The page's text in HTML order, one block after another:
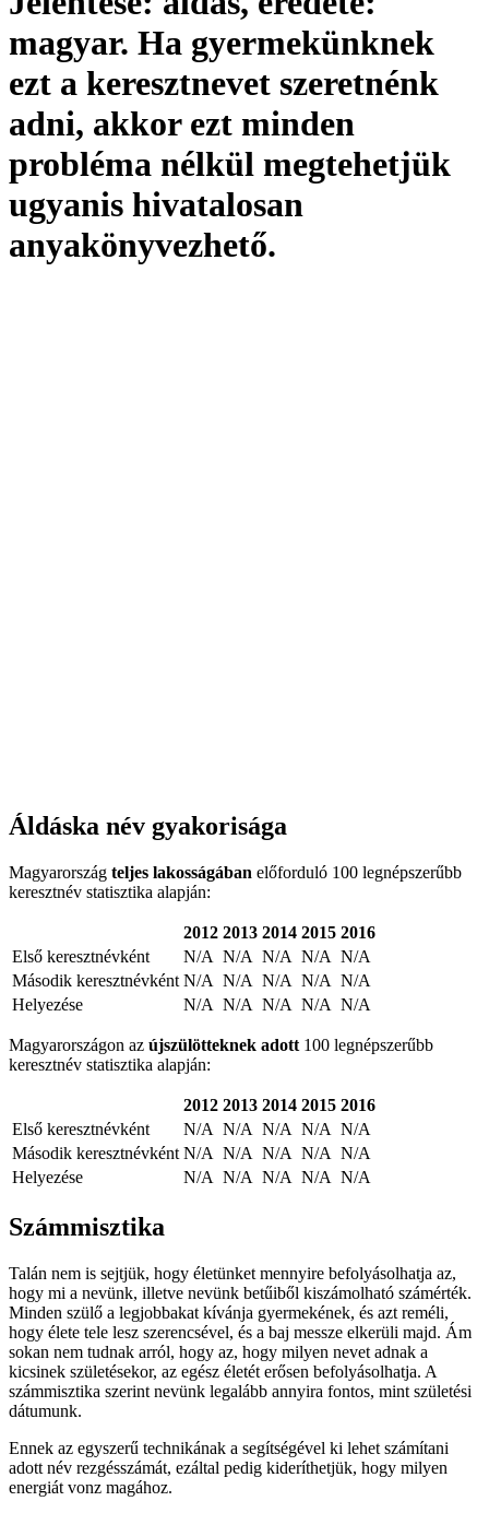
magyar. Ha gyermekünknek
ezt a keresztnevet szeretnénk
adni, akkor ezt minden
probléma nélkül megtehetjük
ugyanis hivatalosan
anyakönyvezhető.
Áldáska név gyakorisága
Magyarország teljes lakosságában előforduló 100 legnépszerűbb
keresztnév statisztika alapján:
2012 2013 2014 2015 2016
Első keresztnévként
N/A N/A N/A N/A N/A
Második keresztnévként N/A N/A N/A N/A N/A
Helyezése
N/A N/A N/A N/A N/A
Magyarországon az újszülötteknek adott 100 legnépszerűbb
keresztnév statisztika alapján:
2012 2013 2014 2015 2016
Első keresztnévként
N/A N/A N/A N/A N/A
Második keresztnévként N/A N/A N/A N/A N/A
Helyezése
N/A N/A N/A N/A N/A
Számmisztika
Talán nem is sejtjük, hogy életünket mennyire befolyásolhatja az,
hogy mi a nevünk, illetve nevünk betűiből kiszámolható számérték.
Minden szülő a legjobbakat kívánja gyermekének, és azt reméli,
hogy élete tele lesz szerencsével, és a baj messze elkerüli majd. Ám
sokan nem tudnak arról, hogy az, hogy milyen nevet adnak a
kicsinek születésekor, az egész életét erősen befolyásolhatja. A
számmisztika szerint nevünk legalább annyira fontos, mint születési
dátumunk.
Ennek az egyszerű technikának a segítségével ki lehet számítani
adott név rezgésszámát, ezáltal pedig kideríthetjük, hogy milyen
energiát vonz magához.